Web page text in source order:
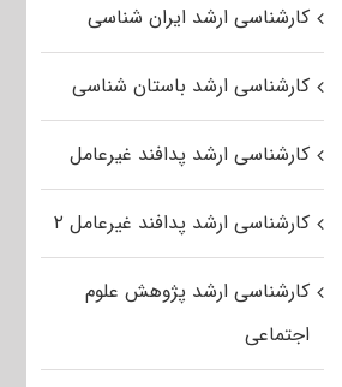
کارشناسی ارشد ایران شناسی
کارشناسی ارشد باستان شناسی
کارشناسی ارشد پدافند غیرعامل
کارشناسی ارشد پدافند غیرعامل ۲
کارشناسی ارشد پژوهش علوم
اجتماعی